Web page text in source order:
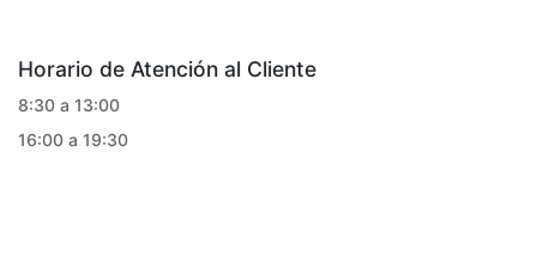
Horario de Atención al Cliente
8:30 a 13:00
16:00 a 19:30